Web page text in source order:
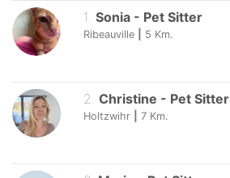
1. Sonia - Pet Sitter
Ribeauville 5 Km.
2. Christine - Pet Sitter
Holtzwihr 7 Km.